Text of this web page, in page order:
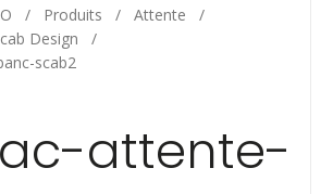
/ Produits / Attente /
Design /
scab2
attente-